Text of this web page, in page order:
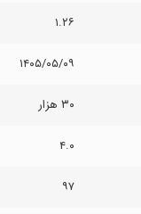
۱.۲۶
۱۴۰۵/۰۵/۰۹
۳۰ هزار
۴.۰
۹۷